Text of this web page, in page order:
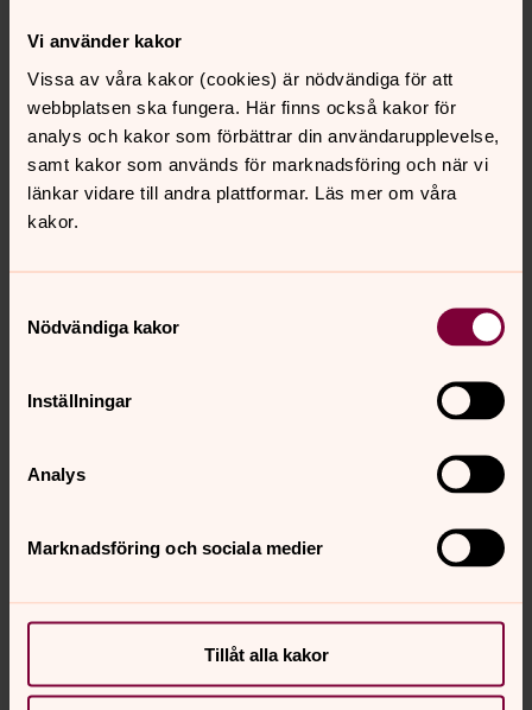
Vi använder kakor
Vissa av våra kakor (cookies) är nödvändiga för att
webbplatsen ska fungera. Här finns också kakor för
analys och kakor som förbättrar din användarupplevelse,
samt kakor som används för marknadsföring och när vi
länkar vidare till andra plattformar. Läs mer om våra
kakor.
Nödvändiga kakor
Inställningar
Analys
Marknadsföring och sociala medier
Tillåt alla kakor
Mamma Anna Brita kände till sin familjs långa historia i
Skrukeby Östergård. Hon hade bott med sin mormor där
och man kan gissa att de två stod varandra mycket
nära.
Släktens historia
åttonde generationen som bodde i Östergården i
Vi börjar så långt bakåt i tiden vi kan komma. Med
utsträckning samma namn! Måns och Per återkommer
Den första som vi över huvud taget vet namnet på är
bonden Per Larsson i Östergården, nämnd ca 1650. Han
går arrendet över till hans son Måns Persson.
1700-talet